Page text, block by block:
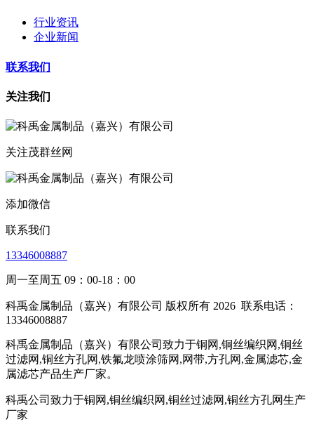
行业资讯
企业新闻
联系我们
关注我们
关注茂群丝网
添加微信
联系我们
13346008887
周一至周五 09：00-18：00
科禹金属制品（嘉兴）有限公司 版权所有 2026 联系电话：
13346008887
科禹金属制品（嘉兴）有限公司致力于铜网,铜丝编织网,铜丝
过滤网,铜丝方孔网,铁氟龙喷涂筛网,网带,方孔网,金属滤芯,金
属滤芯产品生产厂家。
科禹公司致力于铜网,铜丝编织网,铜丝过滤网,铜丝方孔网生产
厂家